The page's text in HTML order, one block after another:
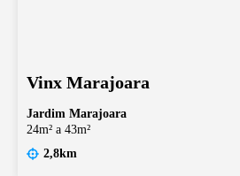
Vinx Marajoara
Jardim Marajoara
24m² a 43m²
2,8km